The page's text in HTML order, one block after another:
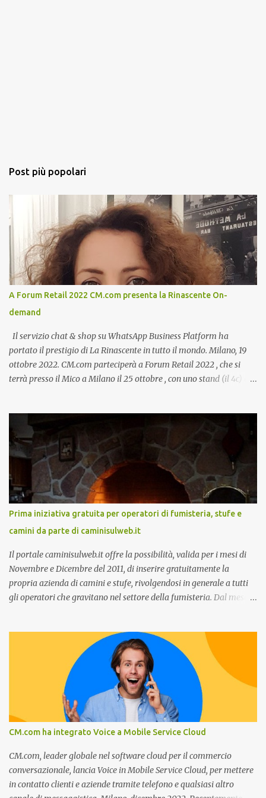
Post più popolari
A Forum Retail 2022 CM.com presenta la Rinascente On-
demand
Il servizio chat & shop su WhatsApp Business Platform ha
portato il prestigio di La Rinascente in tutto il mondo. Milano, 19
ottobre 2022. CM.com parteciperà a Forum Retail 2022 , che si
terrà presso il Mico a Milano il 25 ottobre , con uno stand (il 4c) e
tramite WhatsApp Business ”. Il primo appuntamento è per le ore
14:30 con Cristina Parigi, Country Manager di CM.com Italia, che
terrà una presentazione dal titolo:” Il presente e futuro del
Customer care omnicanale: come incontrare le aspettative dei
clienti ”. I punti che verranno affrontati sono il Customer care, lo
stato dell’arte e i punti di miglioramento, quali i molteplici canali di
comunicazione e quali utilizzare in ottica di miglioramento, le
previsioni da oggi al 2030 su come rispondere alle aspettative del
c...
Prima iniziativa gratuita per operatori di fumisteria, stufe e
camini da parte di caminisulweb.it
Il portale caminisulweb.it offre la possibilità, valida per i mesi di
Novembre e Dicembre del 2011, di inserire gratuitamente la
propria azienda di camini e stufe, rivolgendosi in generale a tutti
gli operatori che gravitano nel settore della fumisteria. Dal mese di
impianti di riscaldamento, stufe e camini, e fumisteria in generale
offre la registrazione gratuita a vantaggio di tutte le aziende
operanti nel settore. E’ possibile infatti all’interno del sito inserire
gratuitamente i propri dati aziendali, indirizzi, recapiti, recensione
(che verrà corretta, migliorata e modificata all’occorrenza da
redattori specializzati), immagini dei prodotti e fino a un massimo
di 5 servizi e prodotti specificandone uno o più principali. Le
aziende vengono ordinate all’interno delle varie categorie in base a
un algoritmo di ordina...
CM.com ha integrato Voice a Mobile Service Cloud
CM.com, leader globale nel software cloud per il commercio
conversazionale, lancia Voice in Mobile Service Cloud, per mettere
in contatto clienti e aziende tramite telefono e qualsiasi altro